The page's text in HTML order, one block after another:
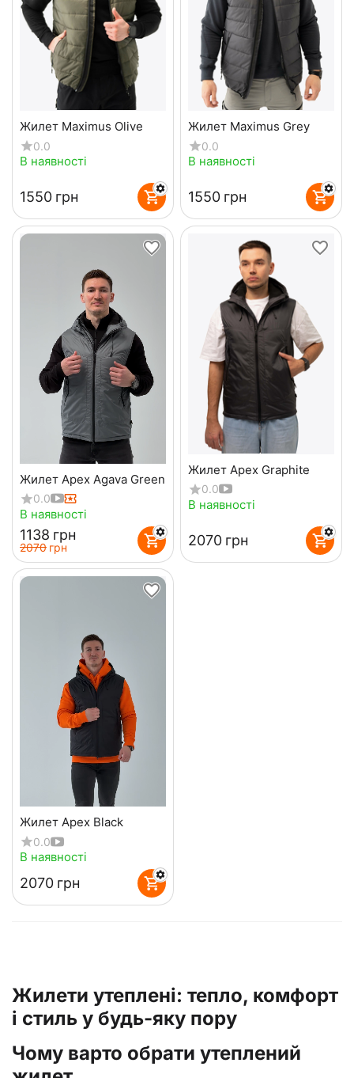
Жилет Maximus Olive
0.0
В наявності
‍1550‍ грн
Жилет Maximus Grey
0.0
В наявності
‍1550‍ грн
Жилет Apex Agava Green
0.0
В наявності
‍1138‍ грн
‍2070‍ грн
Жилет Apex Graphite
0.0
В наявності
‍2070‍ грн
Жилет Apex Black
0.0
В наявності
‍2070‍ грн
Жилети утеплені: тепло, комфорт
і стиль у будь-яку пору
Чому варто обрати утеплений